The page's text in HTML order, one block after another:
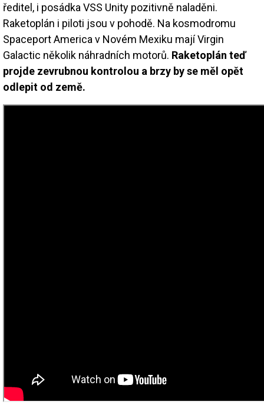
ředitel, i posádka VSS Unity pozitivně naladěni.
Raketoplán i piloti jsou v pohodě. Na kosmodromu
Spaceport America v Novém Mexiku mají Virgin
Galactic několik náhradních motorů. Raketoplán teď
projde zevrubnou kontrolou a brzy by se měl opět
odlepit od země.